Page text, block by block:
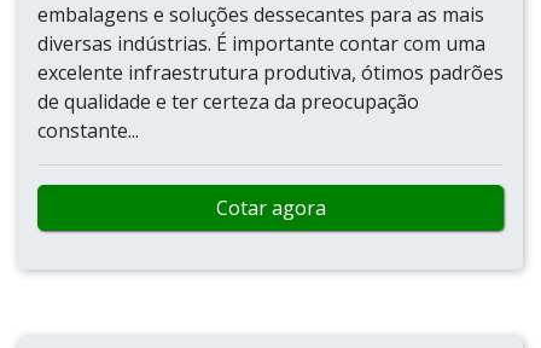
embalagens e soluções dessecantes para as mais
diversas indústrias. É importante contar com uma
excelente infraestrutura produtiva, ótimos padrões
de qualidade e ter certeza da preocupação
constante...
Cotar agora